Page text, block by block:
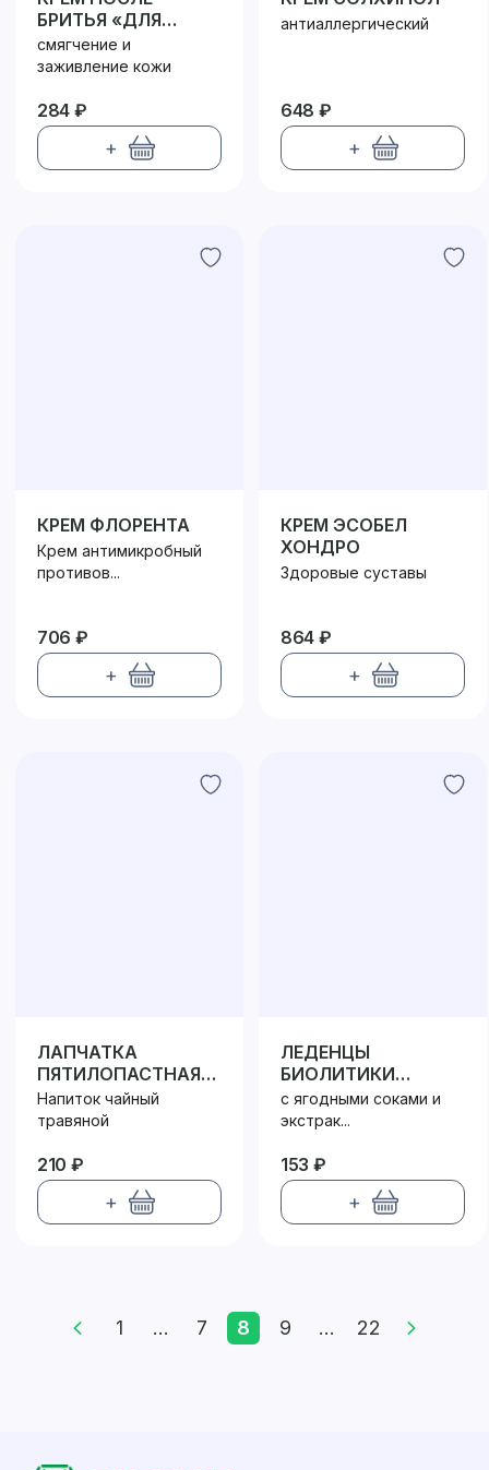
БРИТЬЯ «ДЛЯ
МУЖЧИН:
СВЕЖЕСТЬ
смягчение и
заживление кожи
284 ₽
+
антиаллергический
648 ₽
+
КРЕМ ФЛОРЕНТА
Крем антимикробный
противов...
706 ₽
+
КРЕМ ЭСОБЕЛ
ХОНДРО
Здоровые суставы
864 ₽
+
ЛАПЧАТКА
ПЯТИЛОПАСТНАЯ
(КУРИЛЬСКИЙ ЧАЙ)
Напиток чайный
травяной
210 ₽
+
ЛЕДЕНЦЫ
БИОЛИТИКИ
ВИТАМИННЫЕ
с ягодными соками и
экстрак...
153 ₽
+
1 ... 7 8 9 ... 22